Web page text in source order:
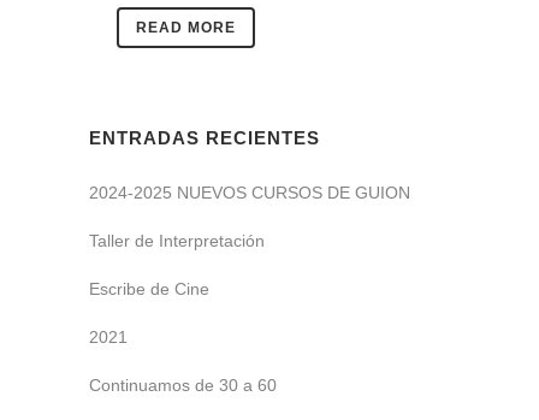
READ MORE
ENTRADAS RECIENTES
2024-2025 NUEVOS CURSOS DE GUION
Taller de Interpretación
Escribe de Cine
2021
Continuamos de 30 a 60